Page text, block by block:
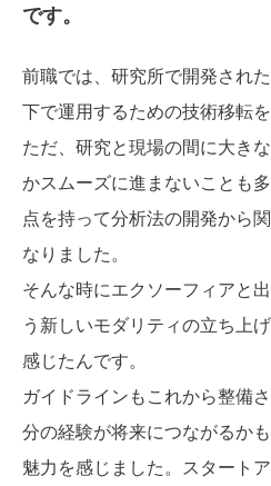
です。
前職では、研究所で開発され
下で運用するための技術移転
ただ、研究と現場の間に大き
かスムーズに進まないことも
点を持って分析法の開発から
なりました。
そんな時にエクソーフィアと
う新しいモダリティの立ち上
感じたんです。
ガイドラインもこれから整備
分の経験が将来につながるか
魅力を感じました。スタート